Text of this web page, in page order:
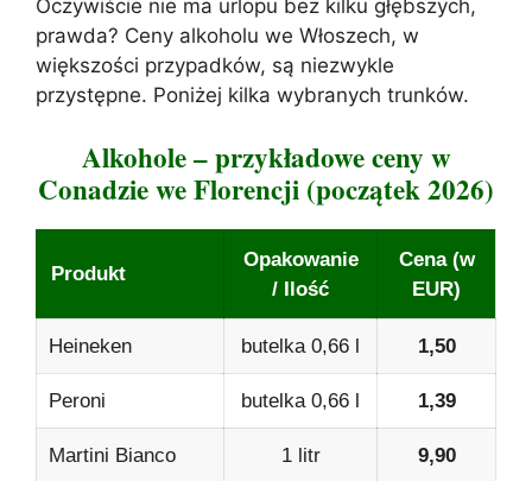
Oczywiście nie ma urlopu bez kilku głębszych,
prawda? Ceny alkoholu we Włoszech, w
większości przypadków, są niezwykle
przystępne. Poniżej kilka wybranych trunków.
Alkohole – przykładowe ceny w
Conadzie we Florencji (początek 2026)
Produkt
Opakowanie
/ Ilość
Cena (w
EUR)
Heineken butelka 0,66 l 1,50
Peroni butelka 0,66 l 1,39
Martini Bianco 1 litr 9,90